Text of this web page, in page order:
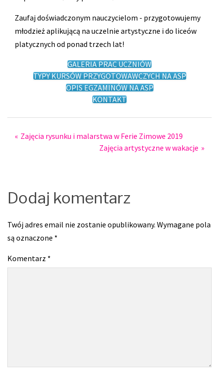
Zaufaj doświadczonym nauczycielom - przygotowujemy
młodzież aplikującą na uczelnie artystyczne i do liceów
platycznych od ponad trzech lat!
GALERIA PRAC UCZNIÓW
TYPY KURSÓW PRZYGOTOWAWCZYCH NA ASP
OPIS EGZAMINÓW NA ASP
KONTAKT
Post
navigation
Zajęcia rysunku i malarstwa w Ferie Zimowe 2019
Zajęcia artystyczne w wakacje
Dodaj komentarz
Twój adres email nie zostanie opublikowany. Wymagane pola
są oznaczone *
Komentarz *